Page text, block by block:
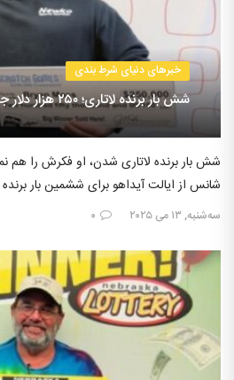
خبرهای دنیای شرط بندی
شش بار برنده لاتاری؛ ۲۵۰ هزار دلار جایزه
شش بار برنده لاتاری شدن، او فکرش را هم
شانس از ایالت آیداهو برای ششمین بار
سه‌شنبه, ۱۳ می ۲۰۲۵ ۰